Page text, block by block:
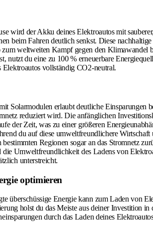
wird der Akku deines Elektroautos mit
beim Fahren deutlich senkst. Diese
zum weltweiten Kampf gegen den Klimawandel
nutzt du eine zu 100 % erneuerbare
Elektroautos vollständig CO2-neutral.
Solarmodulen erlaubt deutliche Einsparungen
reduziert wird. Die anfänglichen
der Zeit, was zu einer größeren
du auf diese umweltfreundlichere Wirtschaft
bestimmten Regionen sogar an das Stromnetz
Umweltfreundlichkeit des Ladens von
unterstreicht.
optimieren
überschüssige Energie kann zum Laden von
holst du das Meiste aus deiner Investition in
durch das Laden deines